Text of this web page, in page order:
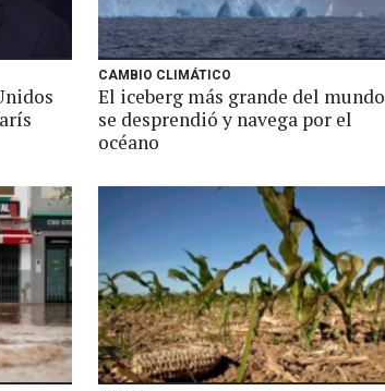
CAMBIO CLIMÁTICO
El iceberg más grande del mundo
se desprendió y navega por el
océano